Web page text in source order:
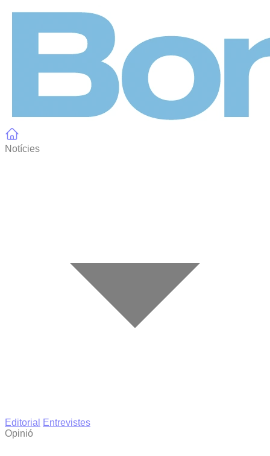
Notícies
Editorial
Entrevistes
Opinió